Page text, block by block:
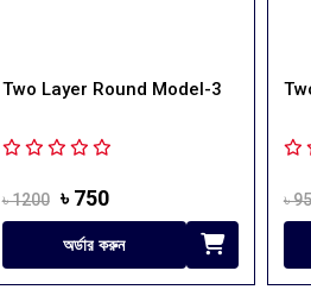
Two Layer Round Model-5
৳ 950 ৳ 750
অর্ডার করুন
৳